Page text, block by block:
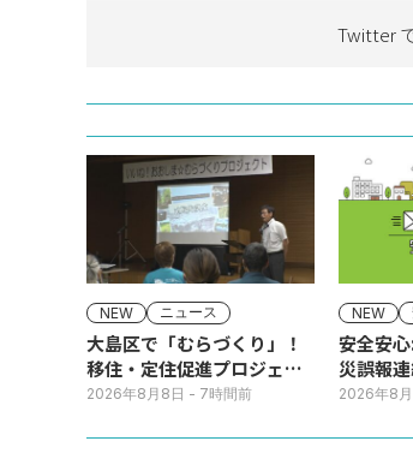
Twitter
NEW ニュース
大島区で「むらづくり」！
移住・定住促進プロジェク
ト 成果発表会
2026年8月8日 - 7時間前
NEW
安全安
災誤報
2026年8